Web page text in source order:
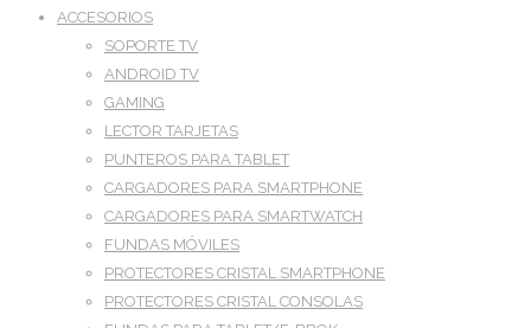
ACCESORIOS
SOPORTE TV
ANDROID TV
GAMING
LECTOR TARJETAS
PUNTEROS PARA TABLET
CARGADORES PARA SMARTPHONE
CARGADORES PARA SMARTWATCH
FUNDAS MÓVILES
PROTECTORES CRISTAL SMARTPHONE
PROTECTORES CRISTAL CONSOLAS